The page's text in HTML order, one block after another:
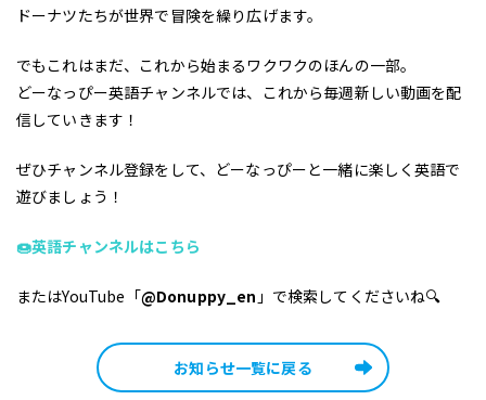
ドーナツたちが世界で冒険を繰り広げます。
でもこれはまだ、これから始まるワクワクのほんの一部。
どーなっぴー英語チャンネルでは、これから毎週新しい動画を配
信していきます！
ぜひチャンネル登録をして、どーなっぴーと一緒に楽しく英語で
遊びましょう！
🍩英語チャンネルはこちら
またはYouTube 「@Donuppy_en 」で検索してくださいね🔍
お知らせ一覧に戻る